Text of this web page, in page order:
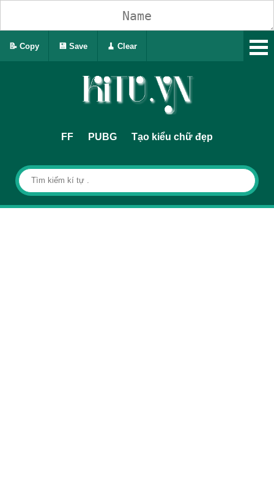
FF PUBG Tạo kiểu chữ đẹp
📝 Copy 💾 Save 🧹 Clear